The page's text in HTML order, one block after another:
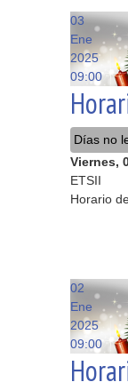
03
Ene
2025
09:00
Días no
Viernes,
ETSII
Horario
02
Ene
2025
09:00